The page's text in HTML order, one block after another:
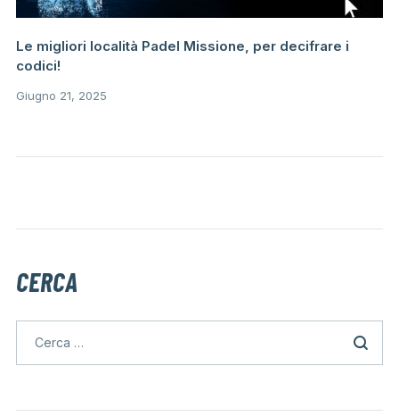
Le migliori località Padel Missione, per decifrare i
codici!
Giugno 21, 2025
CERCA